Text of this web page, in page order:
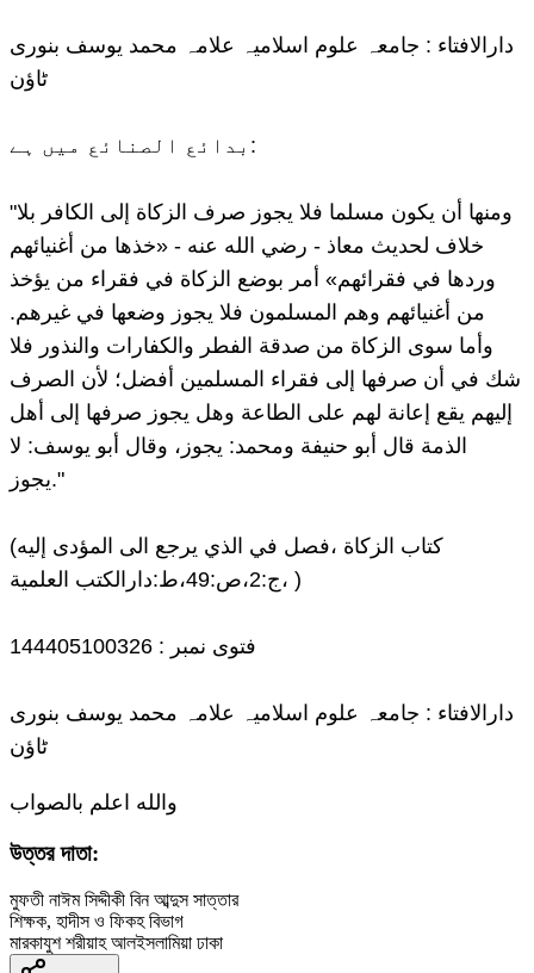
دارالافتاء : جامعہ علوم اسلامیہ علامہ محمد یوسف بنوری
ٹاؤن
بدائع الصنائع میں ہے:
"ومنها أن يكون مسلما فلا يجوز صرف الزكاة إلى الكافر بلا
خلاف لحديث معاذ - رضي الله عنه - «خذها من أغنيائهم
وردها في فقرائهم» أمر بوضع الزكاة في فقراء من يؤخذ
من أغنيائهم وهم المسلمون فلا يجوز وضعها في غيرهم.
وأما سوى الزكاة من صدقة الفطر والكفارات والنذور فلا
شك في أن صرفها إلى فقراء المسلمين أفضل؛ لأن الصرف
إليهم يقع إعانة لهم على الطاعة وهل يجوز صرفها إلى أهل
الذمة قال أبو حنيفة ومحمد: يجوز، وقال أبو يوسف: لا
يجوز."
(كتاب الزكاة ،فصل في الذي يرجع الى المؤدى إليه
،ج:2،ص:49،ط:دارالكتب العلمية )
فتوی نمبر : 144405100326
دارالافتاء : جامعہ علوم اسلامیہ علامہ محمد یوسف بنوری
ٹاؤن
والله اعلم بالصواب
উত্তর দাতা:
মুফতী নাঈম সিদ্দীকী বিন আব্দুস সাত্তার
শিক্ষক, হাদীস ও ফিকহ বিভাগ
মারকাযুশ শরীয়াহ আলইসলামিয়া ঢাকা